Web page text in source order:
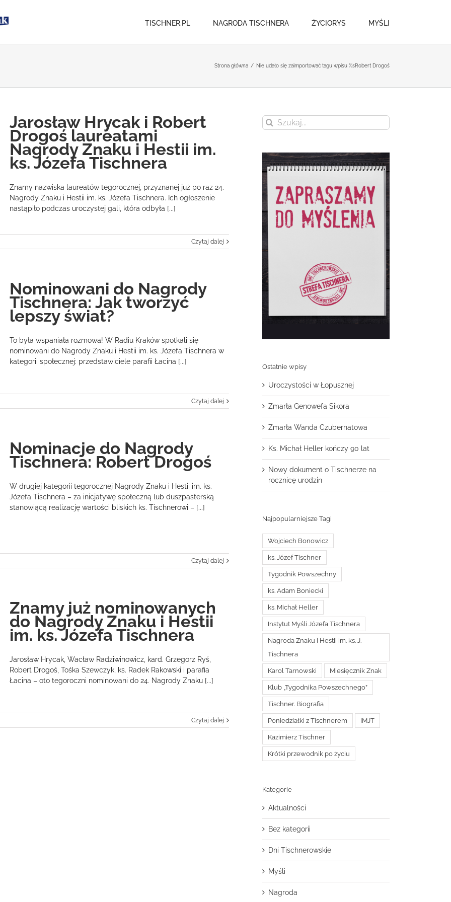
TISCHNER.PL NAGRODA TISCHNERA ŻYCIORYS MYŚLI
Strona główna / Nie udało się zaimportować tagu wpisu %sRobert Drogoś
Jarosław Hrycak i Robert
Drogoś laureatami
Nagrody Znaku i Hestii im.
ks. Józefa Tischnera
Znamy nazwiska laureatów tegorocznej, przyznanej już po raz 24.
Nagrody Znaku i Hestii im. ks. Józefa Tischnera. Ich ogłoszenie
nastąpiło podczas uroczystej gali, która odbyła [...]
Czytaj dalej
Nominowani do Nagrody
Tischnera: Jak tworzyć
lepszy świat?
To była wspaniała rozmowa! W Radiu Kraków spotkali się
nominowani do Nagrody Znaku i Hestii im. ks. Józefa Tischnera w
kategorii społecznej: przedstawiciele parafii Łacina [...]
Czytaj dalej
Nominacje do Nagrody
Tischnera: Robert Drogoś
W drugiej kategorii tegorocznej Nagrody Znaku i Hestii im. ks.
Józefa Tischnera – za inicjatywę społeczną lub duszpasterską
stanowiącą realizację wartości bliskich ks. Tischnerowi – [...]
Czytaj dalej
Znamy już nominowanych
do Nagrody Znaku i Hestii
im. ks. Józefa Tischnera
Jarosław Hrycak, Wacław Radziwinowicz, kard. Grzegorz Ryś,
Robert Drogoś, Tośka Szewczyk, ks. Radek Rakowski i parafia
Łacina – oto tegoroczni nominowani do 24. Nagrody Znaku [...]
Czytaj dalej
Szukaj
Ostatnie wpisy
Uroczystości w Łopusznej
Zmarła Genowefa Sikora
Zmarła Wanda Czubernatowa
Ks. Michał Heller kończy 90 lat
Nowy dokument o Tischnerze na
rocznicę urodzin
Najpopularniejsze Tagi
Wojciech Bonowicz
ks. Józef Tischner
Tygodnik Powszechny
ks. Adam Boniecki
ks. Michał Heller
Instytut Myśli Józefa Tischnera
Nagroda Znaku i Hestii im. ks. J.
Tischnera
Karol Tarnowski Miesięcznik Znak
Klub „Tygodnika Powszechnego”
Tischner. Biografia
Poniedziałki z Tischnerem IMJT
Kazimierz Tischner
Krótki przewodnik po życiu
Kategorie
Aktualności
Bez kategorii
Dni Tischnerowskie
Myśli
Nagroda